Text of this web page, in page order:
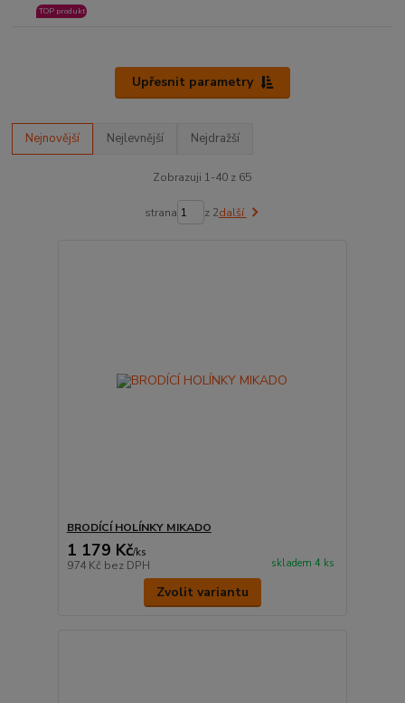
TOP produkt
Upřesnit parametry
Nejnovější Nejlevnější Nejdražší
Zobrazuji 1-40 z 65
strana z 2další
BRODÍCÍ HOLÍNKY MIKADO
1 179 Kč/ks
974 Kč bez DPH skladem 4 ks
Zvolit variantu